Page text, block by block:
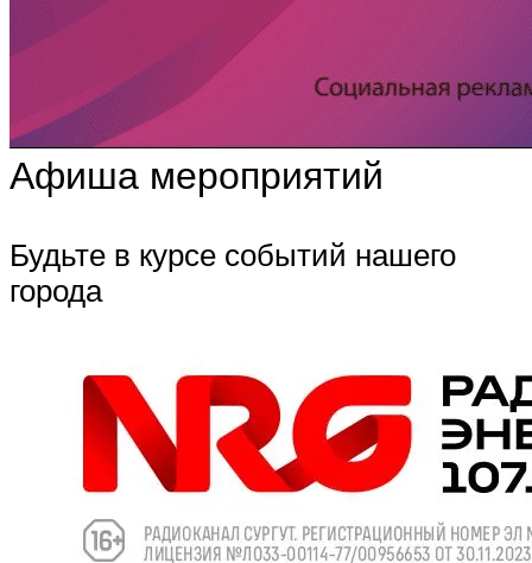
Афиша мероприятий
Будьте в курсе событий нашего
города